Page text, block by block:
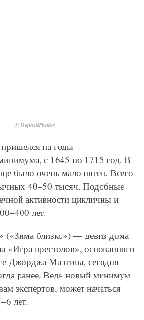
© DepositPhotos
на годы
с 1645 по 1715 год. В
было очень мало пятен. Всего
40–50 тысяч. Подобные
активности цикличны и
лет.
(«Зима близко») — девиз дома
«Игра престолов», основанного
Джорджа Мартина, сегодня
ранее. Ведь новый минимум
экспертов, может начаться
лет.